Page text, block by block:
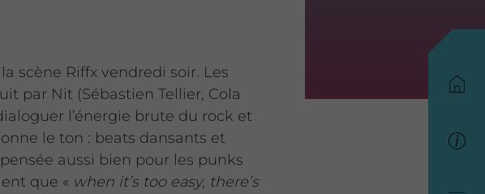
scène Riffx vendredi soir. Les
par Nit (Sébastien Tellier, Cola
l’énergie brute du rock et
le ton : beats dansants et
aussi bien pour les punks
que « when it’s too easy, there’s